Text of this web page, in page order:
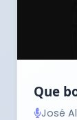
Que
José